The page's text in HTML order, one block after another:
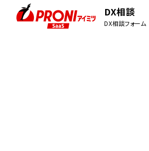
DX相談
DX相談フォーム